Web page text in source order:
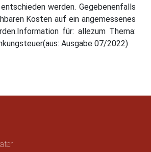
werden. Gegebenenfalls
Kosten auf ein angemessenes
für: allezum Thema:
Ausgabe 07/2022)